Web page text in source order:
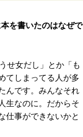
を書いたのはなぜで
せ女だし」とか「も
てしまってる人が多
んです。みんなそれ
生なのに。だからそ
仕事ができないかと